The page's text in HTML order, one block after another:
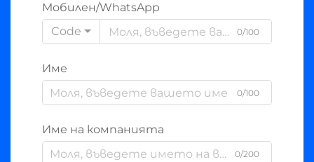
Мобилен/WhatsApp
Code
0/100
Име
0/100
Име на компанията
0/200